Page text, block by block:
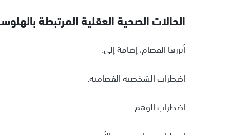
الحالات الصحية العقلية المرتبطة
أبرزها الفصام، إضافة إلى:
اضطراب الشخصية الفصامية.
اضطراب الوهم.